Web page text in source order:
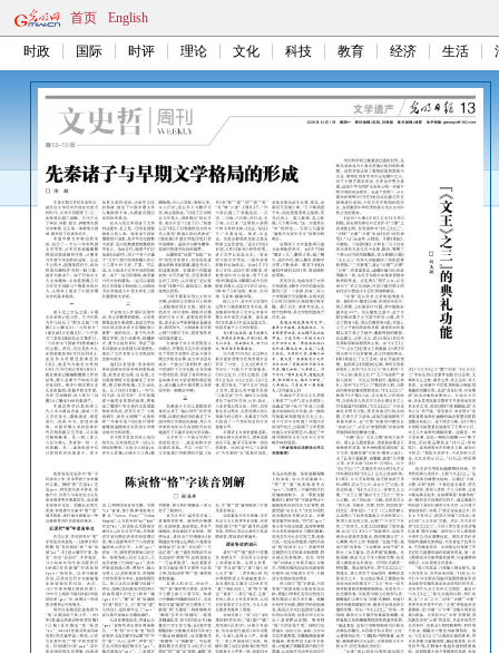
首页 English
时政 国际 时评 理论 文化 科技 教育 经济 生活